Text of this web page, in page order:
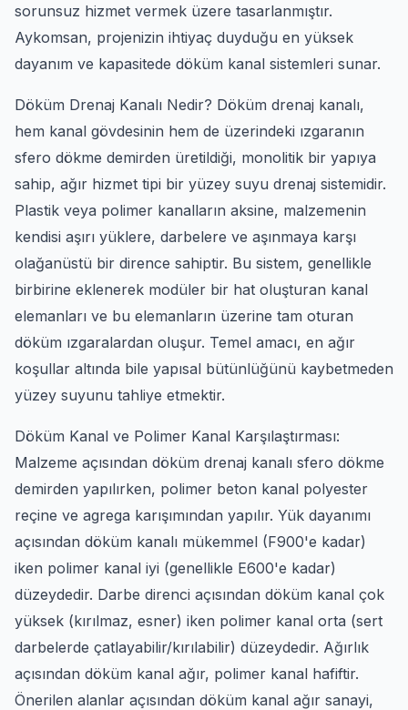
sorunsuz hizmet vermek üzere tasarlanmıştır.
Aykomsan, projenizin ihtiyaç duyduğu en yüksek
dayanım ve kapasitede döküm kanal sistemleri sunar.
Döküm Drenaj Kanalı Nedir? Döküm drenaj kanalı,
hem kanal gövdesinin hem de üzerindeki ızgaranın
sfero dökme demirden üretildiği, monolitik bir yapıya
sahip, ağır hizmet tipi bir yüzey suyu drenaj sistemidir.
Plastik veya polimer kanalların aksine, malzemenin
kendisi aşırı yüklere, darbelere ve aşınmaya karşı
olağanüstü bir dirence sahiptir. Bu sistem, genellikle
birbirine eklenerek modüler bir hat oluşturan kanal
elemanları ve bu elemanların üzerine tam oturan
döküm ızgaralardan oluşur. Temel amacı, en ağır
koşullar altında bile yapısal bütünlüğünü kaybetmeden
yüzey suyunu tahliye etmektir.
Döküm Kanal ve Polimer Kanal Karşılaştırması:
Malzeme açısından döküm drenaj kanalı sfero dökme
demirden yapılırken, polimer beton kanal polyester
reçine ve agrega karışımından yapılır. Yük dayanımı
açısından döküm kanalı mükemmel (F900'e kadar)
iken polimer kanal iyi (genellikle E600'e kadar)
düzeydedir. Darbe direnci açısından döküm kanal çok
yüksek (kırılmaz, esner) iken polimer kanal orta (sert
darbelerde çatlayabilir/kırılabilir) düzeydedir. Ağırlık
açısından döküm kanal ağır, polimer kanal hafiftir.
Önerilen alanlar açısından döküm kanal ağır sanayi,